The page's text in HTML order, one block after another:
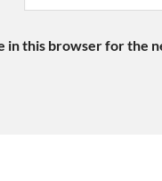
in this browser for the